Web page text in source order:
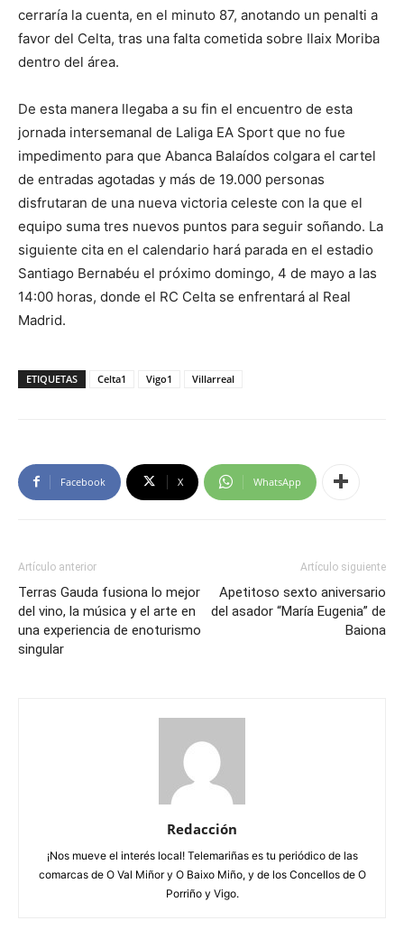
cerraría la cuenta, en el minuto 87, anotando un penalti a
favor del Celta, tras una falta cometida sobre Ilaix Moriba
dentro del área.
De esta manera llegaba a su fin el encuentro de esta
jornada intersemanal de Laliga EA Sport que no fue
impedimento para que Abanca Balaídos colgara el cartel
de entradas agotadas y más de 19.000 personas
disfrutaran de una nueva victoria celeste con la que el
equipo suma tres nuevos puntos para seguir soñando. La
siguiente cita en el calendario hará parada en el estadio
Santiago Bernabéu el próximo domingo, 4 de mayo a las
14:00 horas, donde el RC Celta se enfrentará al Real
Madrid.
ETIQUETAS Celta1 Vigo1 Villarreal
Facebook X WhatsApp
Artículo anterior
Terras Gauda fusiona lo mejor
del vino, la música y el arte en
una experiencia de enoturismo
singular
Artículo siguiente
Apetitoso sexto aniversario
del asador “María Eugenia” de
Baiona
Redacción
¡Nos mueve el interés local! Telemariñas es tu periódico de las
comarcas de O Val Miñor y O Baixo Miño, y de los Concellos de O
Porriño y Vigo.